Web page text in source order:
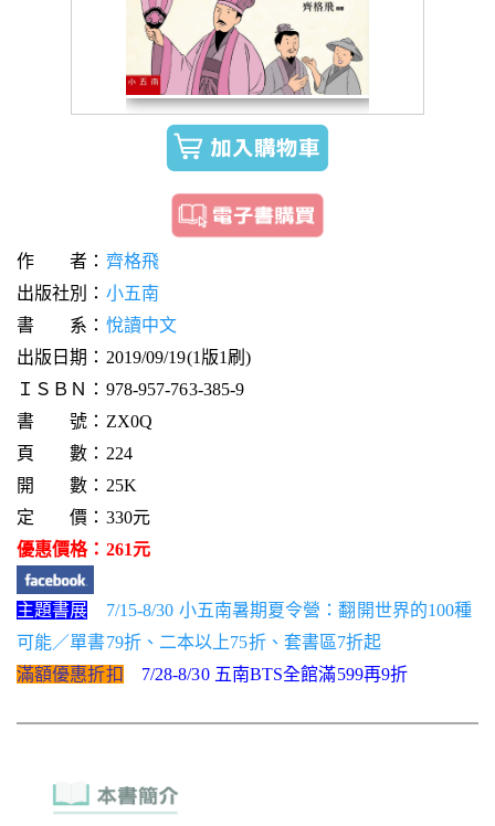
作 者： 齊格飛
出版社別： 小五南
書 系： 悅讀中文
出版日期：2019/09/19(1版1刷)
ＩＳＢＮ：978-957-763-385-9
書 號：ZX0Q
頁 數：224
開 數：25K
定 價：330元
優惠價格：261元
主題書展
7/15-8/30 小五南暑期夏令營：翻開世界的100種
可能／單書79折、二本以上75折、套書區7折起
滿額優惠折扣
7/28-8/30 五南BTS全館滿599再9折